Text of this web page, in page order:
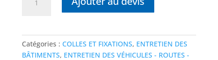
MOUSSE
Catégories : COLLES ET FIXATIONS, ENTRETIEN DES
BÂTIMENTS, ENTRETIEN DES VÉHICULES - ROUTES -